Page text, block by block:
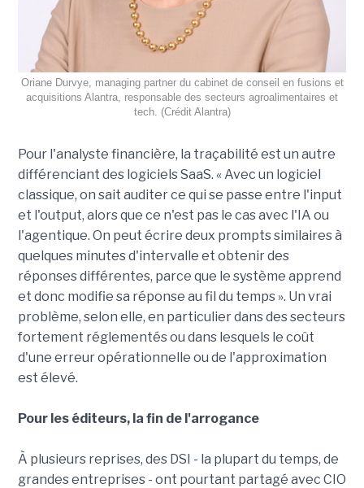
Oriane Durvye, managing partner du cabinet de conseil en fusions et
acquisitions Alantra, responsable des secteurs agroalimentaires et
tech. (Crédit Alantra)
Pour l'analyste financière, la traçabilité est un autre
différenciant des logiciels SaaS. « Avec un logiciel
classique, on sait auditer ce qui se passe entre l'input
et l'output, alors que ce n'est pas le cas avec l'IA ou
l'agentique. On peut écrire deux prompts similaires à
quelques minutes d'intervalle et obtenir des
réponses différentes, parce que le système apprend
et donc modifie sa réponse au fil du temps ». Un vrai
problème, selon elle, en particulier dans des secteurs
fortement réglementés ou dans lesquels le coût
d'une erreur opérationnelle ou de l'approximation
est élevé.
Pour les éditeurs, la fin de l'arrogance
À plusieurs reprises, des DSI - la plupart du temps, de
grandes entreprises - ont pourtant partagé avec CIO